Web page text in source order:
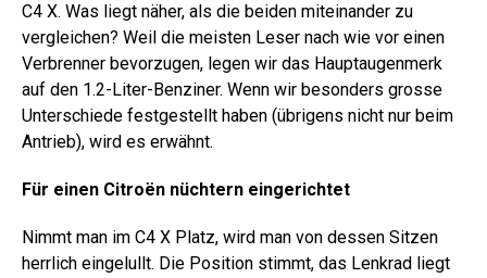
C4 X. Was liegt näher, als die beiden miteinander zu
vergleichen? Weil die meisten Leser nach wie vor einen
Verbrenner bevorzugen, legen wir das Hauptaugenmerk
auf den 1.2-Liter-Benziner. Wenn wir besonders grosse
Unterschiede festgestellt haben (übrigens nicht nur beim
Antrieb), wird es erwähnt.
Für einen Citroën nüchtern eingerichtet
Nimmt man im C4 X Platz, wird man von dessen Sitzen
herrlich eingelullt. Die Position stimmt, das Lenkrad liegt